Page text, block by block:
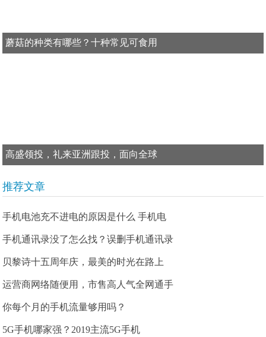
蘑菇的种类有哪些？十种常见可食用
高盛领投，礼来亚洲跟投，面向全球
推荐文章
手机电池充不进电的原因是什么 手机电
手机通讯录没了怎么找？误删手机通讯录
贝黎诗十五周年庆，最美的时光在路上
运营商网络随便用，市售高人气全网通手
你每个月的手机流量够用吗？
5G手机哪家强？2019主流5G手机